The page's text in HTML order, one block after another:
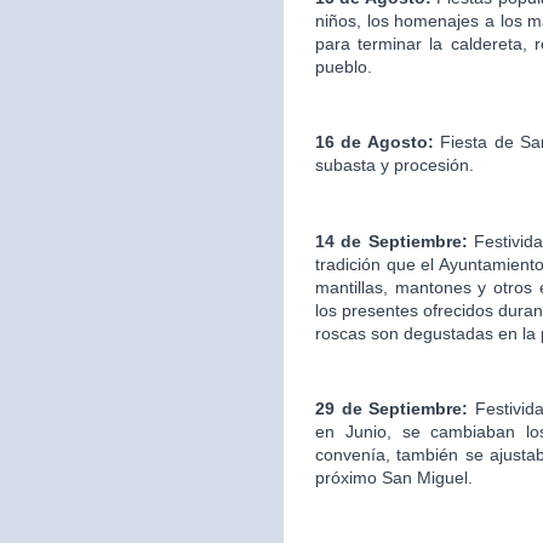
niños, los homenajes a los
para terminar la caldereta,
pueblo.
16 de Agosto: Fiesta de
subasta y procesión.
14 de Septiembre:
tradición que el
mantillas, mantones y
los presentes ofrecidos
roscas son degustadas en
29 de Septiembre:
en Junio, se cambiaban
convenía, también se
próximo San Miguel.